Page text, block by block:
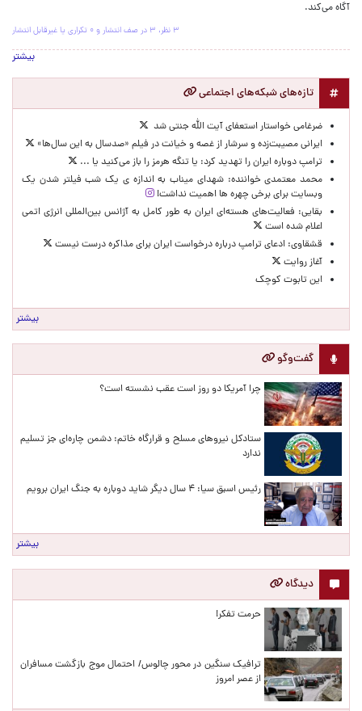
تازه‌های شبکه‌های اجتماعی
ضرغامی خواستار استعفای آیت الله جنتی شد
ایرانی مصیبت‌زده و سرشار از غصه و خیانت در فیلم «صدسال به این سال‌ها»
ترامپ دوباره ایران را تهدید کرد: یا تنگه هرمز را باز می‌کنید یا ...
محمد معتمدی خواننده: شهدای میناب به اندازه ی یک شب فیلتر شدن یک
وبسایت برای برخی چهره ها اهمیت نداشت!
بقایی: فعالیت‌های هسته‌ای ایران به طور کامل به آژانس بین‌المللی انرژی اتمی
اعلام شده است
قشقاوی: ‌ادعای ترامپ درباره درخواست ایران برای مذاکره درست نیست
آغاز روایت
این تابوت کوچک
بیشتر
گفت‌و‌گو
چرا آمریکا دو روز است عقب نشسته است؟
ستادکل نیروهای مسلح و قرارگاه خاتم: دشمن چاره‌ای جز تسلیم
ندارد
رئیس اسبق سیا: ۴ سال دیگر شاید دوباره به جنگ ایران برویم
بیشتر
دیدگاه
حرمت تفکر!
ترافیک سنگین در محور چالوس/ احتمال موج بازگشت مسافران
از عصر امروز
آگاه می‌کند.
۳ نظر، ۳ در صف انتشار و ۰ تکراری یا غیرقابل انتشار
بیشتر